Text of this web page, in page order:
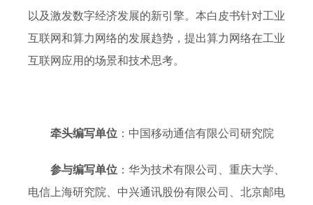
以及激发数字经济发展的新引擎。本白皮书针对工业
互联网和算力网络的发展趋势，提出算力网络在工业
互联网应用的场景和技术思考。
牵头编写单位 ：中国移动通信有限公司研究院
参与编写单位 ：华为技术有限公司、重庆大学、
电信上海研究院、中兴通讯股份有限公司、北京邮电